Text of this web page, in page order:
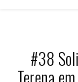
#38